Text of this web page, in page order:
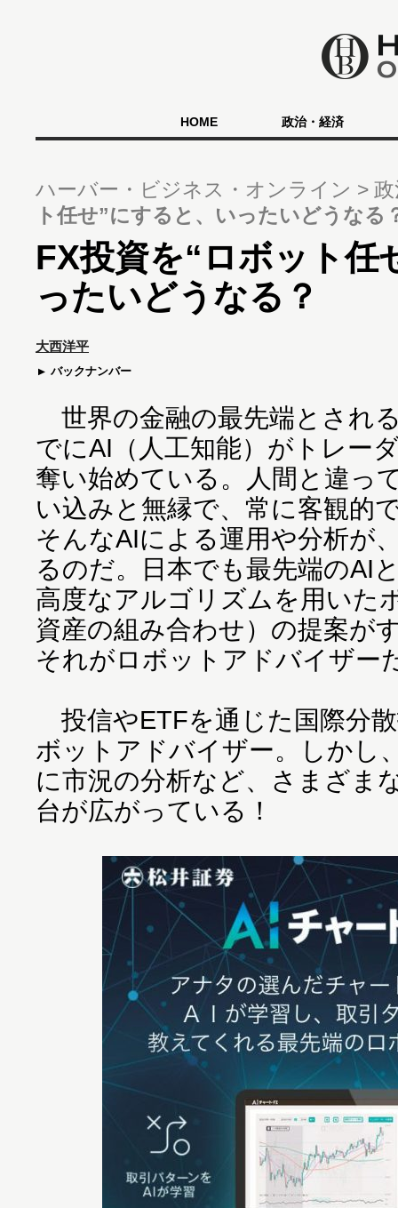
HOME 政治・経済
ハーバー・ビジネス・オンライン
ト任せ”にすると、いったいどうなる
FX投資を“ロボット任
ったいどうなる？
大西洋平
バックナンバー
世界の金融の最先端とされ
でにAI（人工知能）がトレー
奪い始めている。人間と違っ
い込みと無縁で、常に客観的
そんなAIによる運用や分析が
るのだ。日本でも最先端のAI
高度なアルゴリズムを用いた
資産の組み合わせ）の提案が
それがロボットアドバイザー
投信やETFを通じた国際分
ボットアドバイザー。しかし
に市況の分析など、さまざま
台が広がっている！